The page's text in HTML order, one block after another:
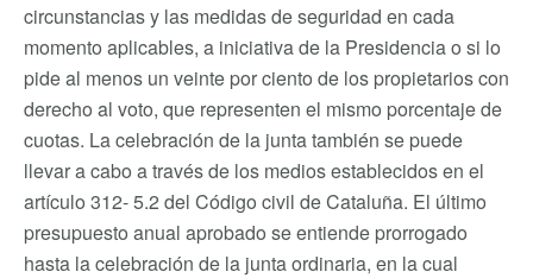
circunstancias y las medidas de seguridad en cada
momento aplicables, a iniciativa de la Presidencia o si lo
pide al menos un veinte por ciento de los propietarios con
derecho al voto, que representen el mismo porcentaje de
cuotas. La celebración de la junta también se puede
llevar a cabo a través de los medios establecidos en el
artículo 312- 5.2 del Código civil de Cataluña. El último
presupuesto anual aprobado se entiende prorrogado
hasta la celebración de la junta ordinaria, en la cual